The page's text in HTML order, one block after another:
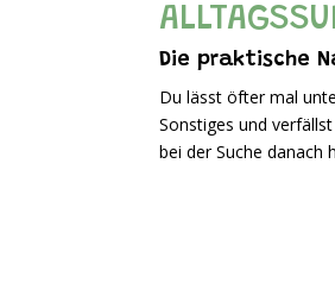
Die praktische
Du lässt öfter mal
Sonstiges und
bei der Suche danach